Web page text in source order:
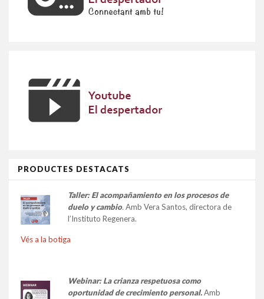
PRODUCTES DESTACATS
Taller: El acompañamiento en los procesos de
duelo y cambio.Amb Vera Santos, directora de
l’Instituto Regenera.
Vés a la botiga
Webinar: La crianza respetuosa como
oportunidad de crecimiento personal.Amb